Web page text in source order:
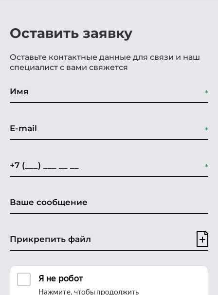
Оставить заявку
Оставьте контактные данные для связи и наш
специалист с вами свяжется
Прикрепить файл